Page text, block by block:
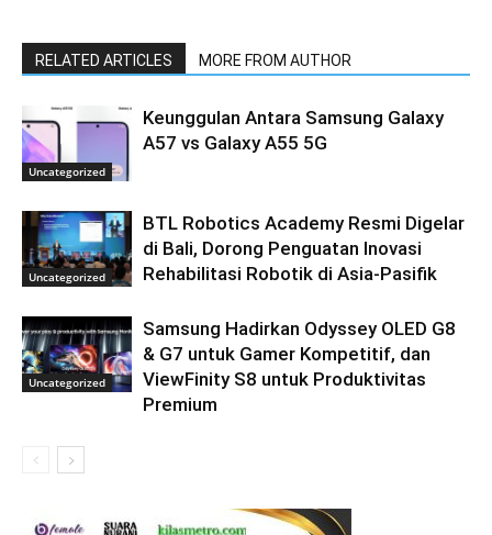
RELATED ARTICLES MORE FROM AUTHOR
Uncategorized
Keunggulan Antara Samsung Galaxy
A57 vs Galaxy A55 5G
Uncategorized
BTL Robotics Academy Resmi Digelar
di Bali, Dorong Penguatan Inovasi
Rehabilitasi Robotik di Asia-Pasifik
Uncategorized
Samsung Hadirkan Odyssey OLED G8
& G7 untuk Gamer Kompetitif, dan
ViewFinity S8 untuk Produktivitas
Premium